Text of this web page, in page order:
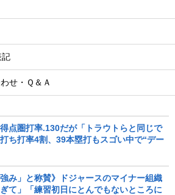
記
せ・Ｑ＆Ａ
点圏打率.130だが「トラウトらと同じで
ち打率4割、39本塁打もスゴい中で“デー
み」と称賛》ドジャースのマイナー組織
て」「練習初日にとんでもないところに